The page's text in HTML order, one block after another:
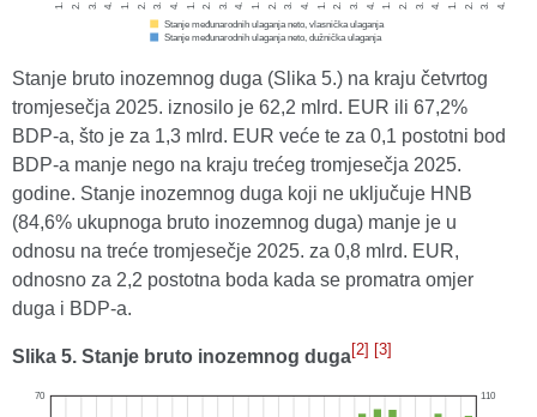
Stanje bruto inozemnog duga (Slika 5.) na kraju četvrtog
tromjesečja 2025. iznosilo je 62,2 mlrd. EUR ili 67,2%
BDP-a, što je za 1,3 mlrd. EUR veće te za 0,1 postotni bod
BDP-a manje nego na kraju trećeg tromjesečja 2025.
godine. Stanje inozemnog duga koji ne uključuje HNB
(84,6% ukupnoga bruto inozemnog duga) manje je u
odnosu na treće tromjesečje 2025. za 0,8 mlrd. EUR,
odnosno za 2,2 postotna boda kada se promatra omjer
duga i BDP-a.
Slika 5. Stanje bruto inozemnog duga[2] [3]